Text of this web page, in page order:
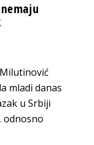
mladi danas
u Srbiji
odnosno